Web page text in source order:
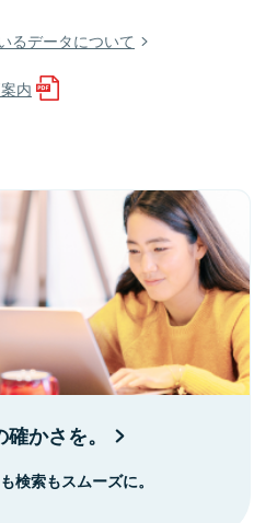
るデータについて
内
かさを。
検索もスムーズに。